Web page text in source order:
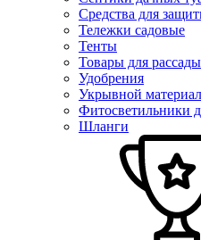
Средства для
Тележки садовые
Тенты
Товары для рассады
Удобрения
Укрывной
Фитосветильники
Шланги